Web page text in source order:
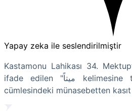
Yapay zeka ile seslendirilmiştir
Kastamonu Lahikası 34.
ifade edilen "میتاً kelimesine tam münasip Said'dir"
cümlesindeki münasebetten